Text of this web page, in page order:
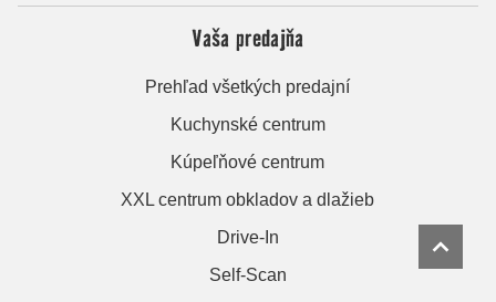
Vaša predajňa
Prehľad všetkých predajní
Kuchynské centrum
Kúpeľňové centrum
XXL centrum obkladov a dlažieb
Drive-In
Self-Scan